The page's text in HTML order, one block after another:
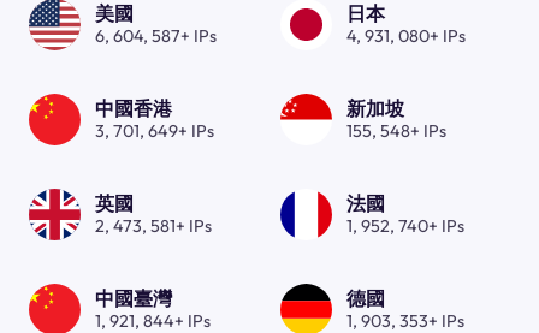
美國
6, 604, 587+ IPs
日本
4, 931, 080+ IPs
中國香港
3, 701, 649+ IPs
新加坡
155, 548+ IPs
英國
2, 473, 581+ IPs
法國
1, 952, 740+ IPs
中國臺灣
1, 921, 844+ IPs
德國
1, 903, 353+ IPs